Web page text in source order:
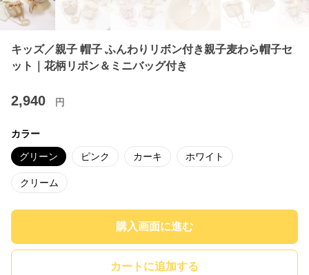
キッズ／親子 帽子 ふんわりリボン付き親子麦わら帽子セ
ット｜花柄リボン＆ミニバッグ付き
2,940 円
カラー
グリーン ピンク カーキ ホワイト
クリーム
購入画面に進む
カートに追加する